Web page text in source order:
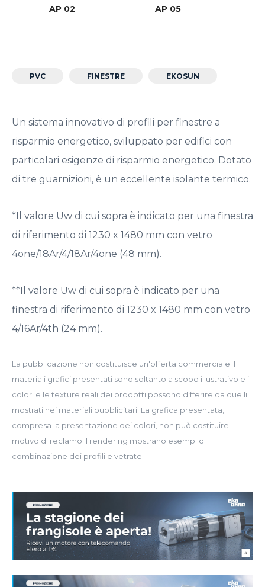
AP 02 AP 05
PVC FINESTRE EKOSUN
Un sistema innovativo di profili per finestre a
risparmio energetico, sviluppato per edifici con
particolari esigenze di risparmio energetico. Dotato
di tre guarnizioni, è un eccellente isolante termico.
*Il valore Uw di cui sopra è indicato per una finestra
di riferimento di 1230 x 1480 mm con vetro
4one/18Ar/4/18Ar/4one (48 mm).
**Il valore Uw di cui sopra è indicato per una
finestra di riferimento di 1230 x 1480 mm con vetro
4/16Ar/4th (24 mm).
La pubblicazione non costituisce un'offerta commerciale. I
materiali grafici presentati sono soltanto a scopo illustrativo e i
colori e le texture reali dei prodotti possono differire da quelli
mostrati nei materiali pubblicitari. La grafica presentata,
compresa la presentazione dei colori, non può costituire
motivo di reclamo. I rendering mostrano esempi di
combinazione dei profili e vetrate.